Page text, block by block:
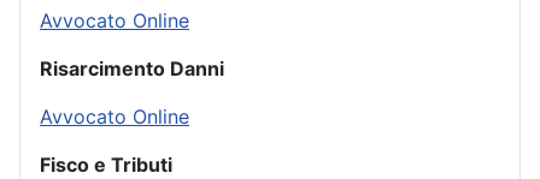
Avvocato Online
Risarcimento Danni
Avvocato Online
Fisco e Tributi